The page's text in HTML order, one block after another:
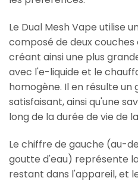
Le Dual Mesh Vape utilise
composé de deux
créant ainsi une plus
avec l'e-liquide et le
homogène. Il en résulte un
satisfaisant, ainsi qu'une
long de la durée de vie de
Le chiffre de gauche (au-
goutte d'eau) représente
restant dans l'appareil, et